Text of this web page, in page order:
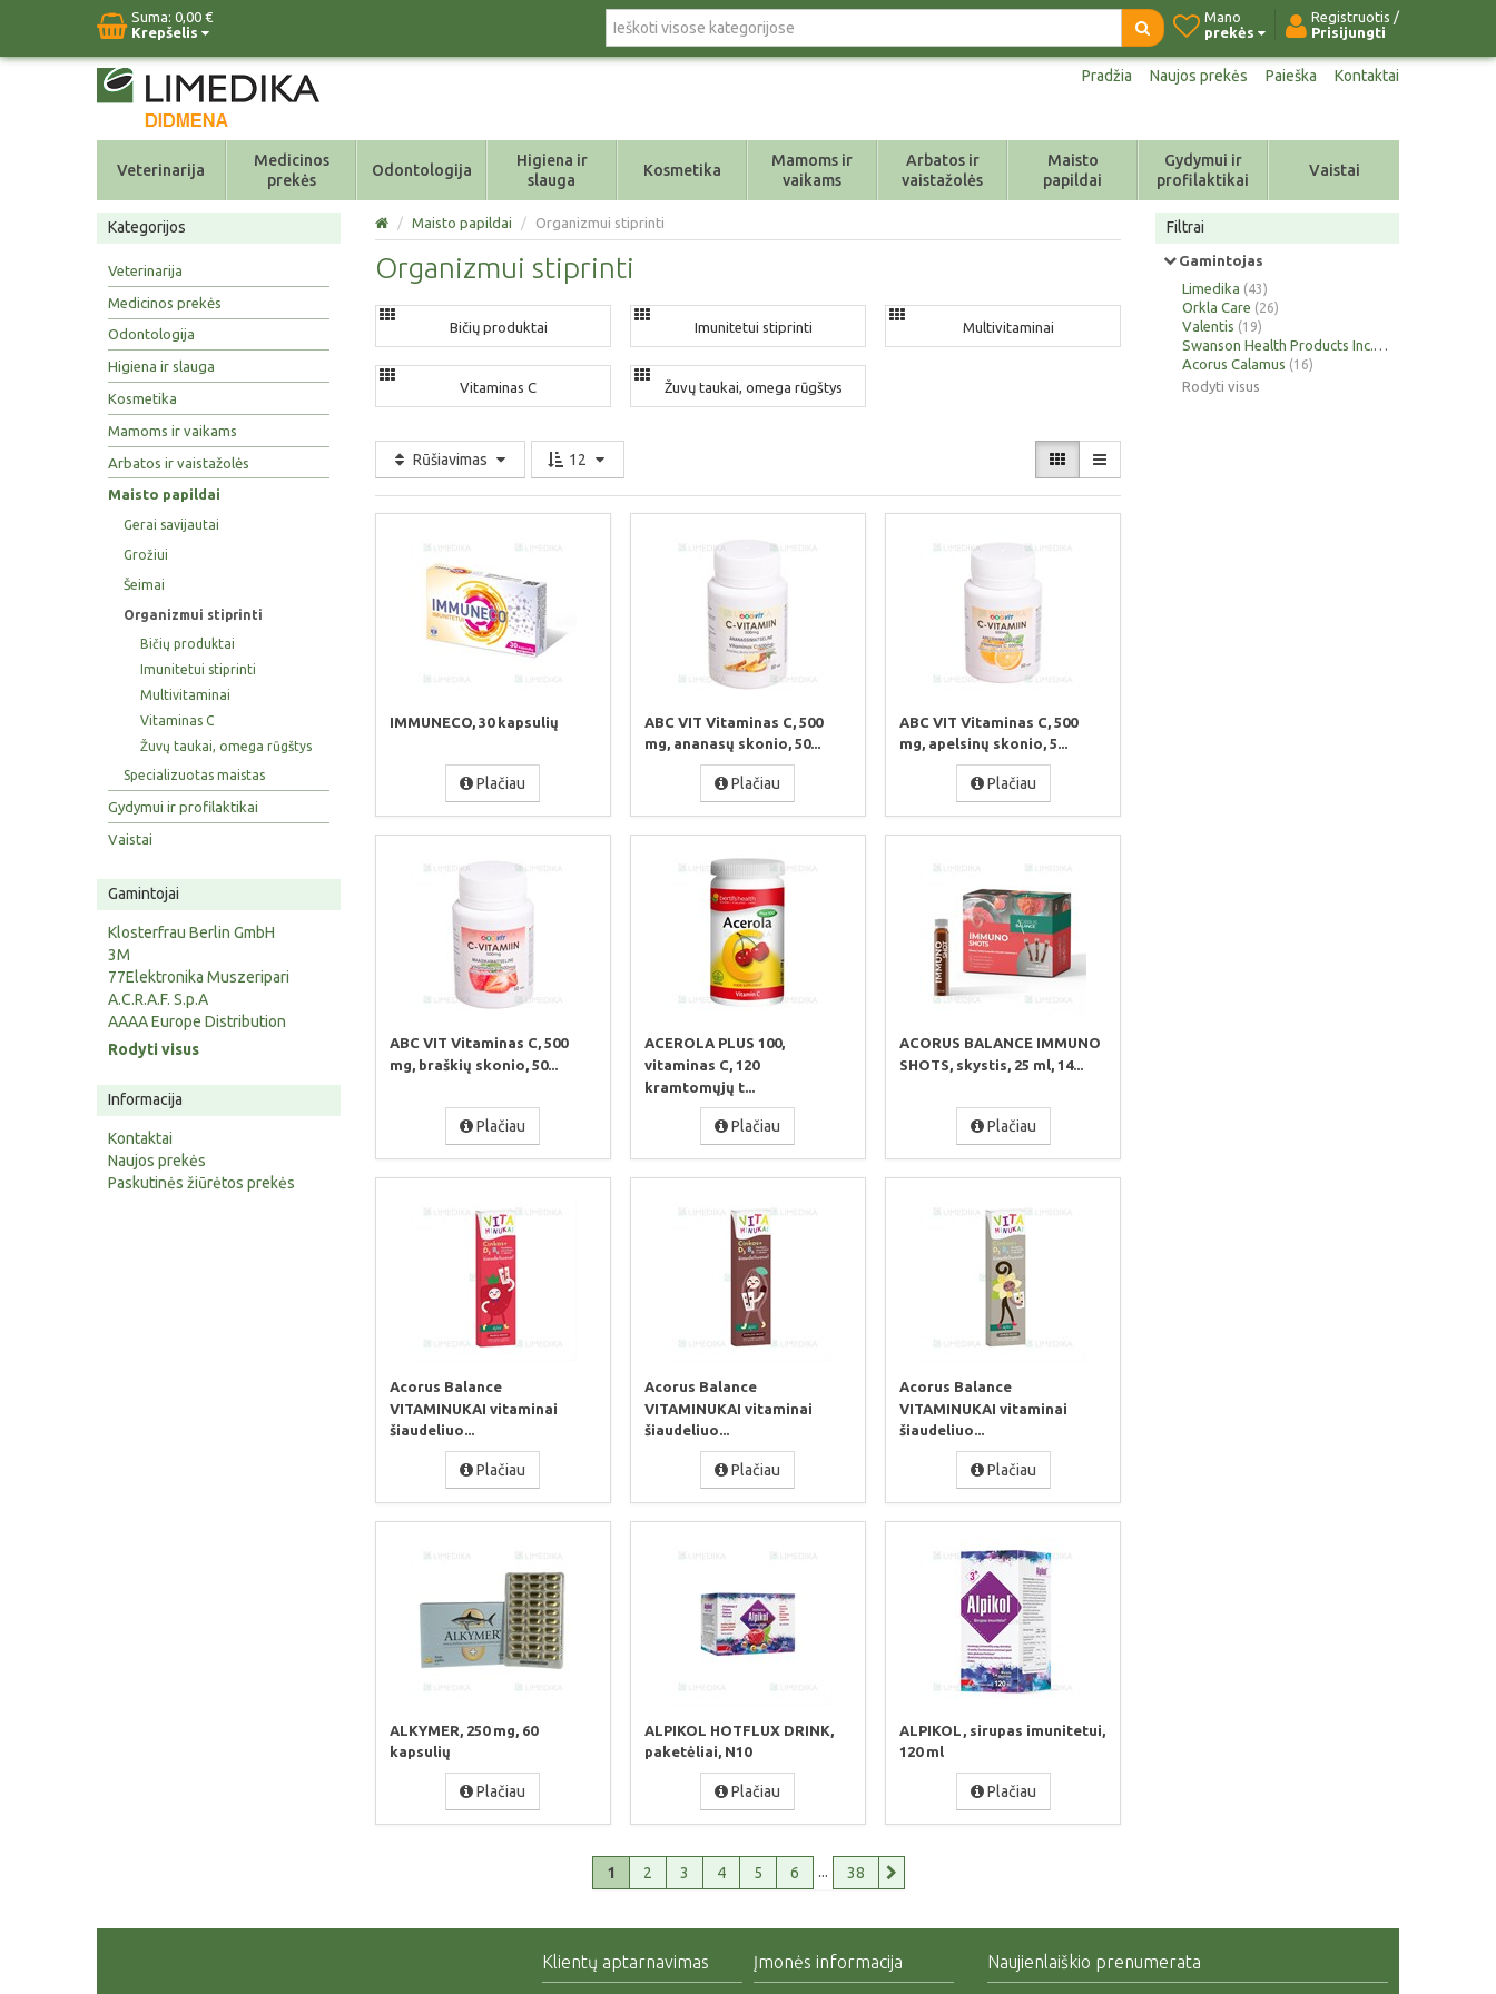
Suma: 0,00 €
Krepšelis
Registruotis /
Prisijungti
Mano
prekės
Pradžia Naujos prekės Paieška Kontaktai
Veterinarija
Medicinos
prekės
Odontologija
Higiena ir
slauga
Kosmetika
Mamoms ir
vaikams
Arbatos ir
vaistažolės
Maisto
papildai
Gydymui ir
profilaktikai
Vaistai
Kategorijos
Veterinarija
Medicinos prekės
Odontologija
Higiena ir slauga
Kosmetika
Mamoms ir vaikams
Arbatos ir vaistažolės
Maisto papildai
Gerai savijautai
Grožiui
Šeimai
Organizmui stiprinti
Bičių produktai
Imunitetui stiprinti
Multivitaminai
Vitaminas C
Žuvų taukai, omega rūgštys
Specializuotas maistas
Gydymui ir profilaktikai
Vaistai
Gamintojai
Klosterfrau Berlin GmbH
3M
77Elektronika Muszeripari
A.C.R.A.F. S.p.A
AAAA Europe Distribution
Rodyti visus
Informacija
Kontaktai
Naujos prekės
Paskutinės žiūrėtos prekės
/ Maisto papildai / Organizmui stiprinti
Organizmui stiprinti
Bičių produktai Imunitetui stiprinti Multivitaminai
Vitaminas C Žuvų taukai, omega rūgštys
Rūšiavimas 12
IMMUNECO, 30 kapsulių
Plačiau
ABC VIT Vitaminas C, 500
mg, ananasų skonio, 50...
Plačiau
ABC VIT Vitaminas C, 500
mg, apelsinų skonio, 5...
Plačiau
ABC VIT Vitaminas C, 500
mg, braškių skonio, 50...
Plačiau
ACEROLA PLUS 100,
vitaminas C, 120
kramtomųjų t...
Plačiau
ACORUS BALANCE IMMUNO
SHOTS, skystis, 25 ml, 14...
Plačiau
Acorus Balance
VITAMINUKAI vitaminai
šiaudeliuo...
Plačiau
Acorus Balance
VITAMINUKAI vitaminai
šiaudeliuo...
Plačiau
Acorus Balance
VITAMINUKAI vitaminai
šiaudeliuo...
Plačiau
ALKYMER, 250 mg, 60
kapsulių
Plačiau
ALPIKOL HOTFLUX DRINK,
paketėliai, N10
Plačiau
ALPIKOL, sirupas imunitetui,
120 ml
Plačiau
1 2 3 4 5 6 ... 38
Filtrai
Gamintojas
Limedika (43)
Orkla Care (26)
Valentis (19)
Swanson Health Products Inc.(18)
Acorus Calamus (16)
Rodyti visus
Klientų aptarnavimas Įmonės informacija Naujienlaiškio prenumerata